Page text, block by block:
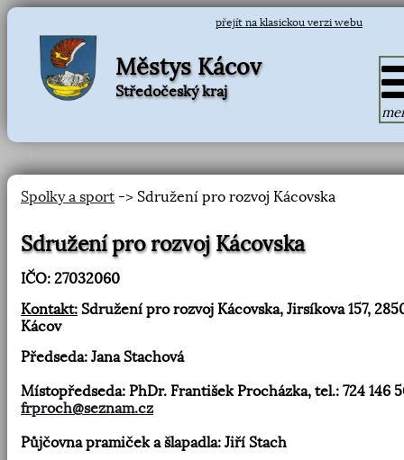
přejít na klasickou verzi webu
Městys Kácov
Středočeský kraj
Spolky a sport -> Sdružení pro rozvoj Kácovska
Sdružení pro rozvoj Kácovska
IČO: 27032060
Kontakt: Sdružení pro rozvoj Kácovska, Jirsíkova 157,
Kácov
Předseda: Jana Stachová
Místopředseda: PhDr. František Procházka, tel.: 724 146
frproch@seznam.cz
Půjčovna pramiček a šlapadla: Jiří Stach